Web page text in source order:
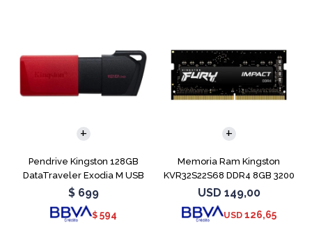
Pendrive Kingston 128GB
DataTraveler Exodia M USB
3.2
$ 699
$ 594
Memoria Ram Kingston
KVR32S22S68 DDR4 8GB 3200
MHz Sodimm
USD 149,00
USD 126,65